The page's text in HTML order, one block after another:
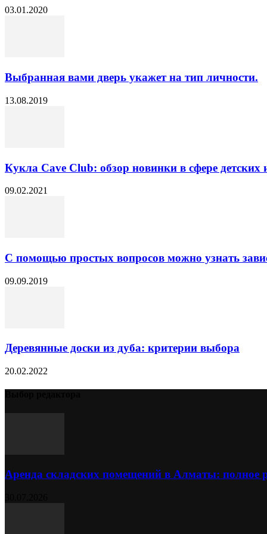
03.01.2020
Выбранная вами дверь укажет на тип личности.
13.08.2019
Кукла Cave Club: обзор новинки в сфере детских
09.02.2021
С помощью простых вопросов можно узнать
09.09.2019
Деревянные доски из дуба: критерии выбора
20.02.2022
Аренда складских помещений в Алматы: полное